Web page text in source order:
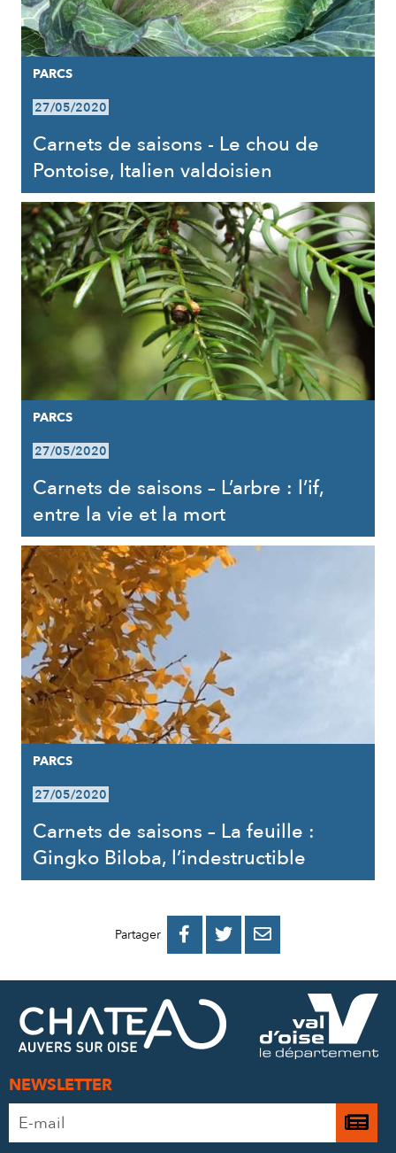
PARCS
27/05/2020
Carnets de saisons - Le chou de
Pontoise, Italien valdoisien
PARCS
27/05/2020
Carnets de saisons – L’arbre : l’if,
entre la vie et la mort
PARCS
27/05/2020
Carnets de saisons – La feuille :
Gingko Biloba, l’indestructible
Partager 
PARTAGER
FACEBOOK
PARTAGER
PARTAGER
MAIL
NEWSLETTER
Adresse
e-
Je